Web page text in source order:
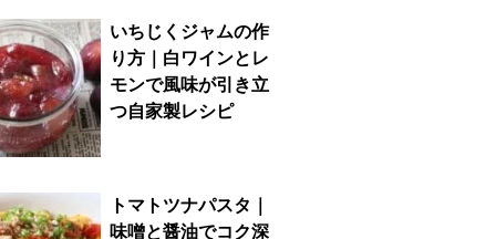
いちじくジャムの作
り方｜白ワインとレ
モンで風味が引き立
つ自家製レシピ
トマトツナパスタ｜
味噌と醤油でコク深